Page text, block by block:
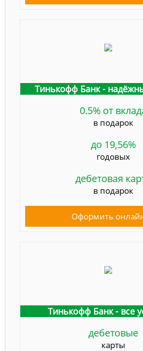
Тинькофф Банк -
0.5% от
в подарок
до 19,56%
годовых
дебетовая
в подарок
Оформить
Тинькофф Банк - все
дебетовые
карты